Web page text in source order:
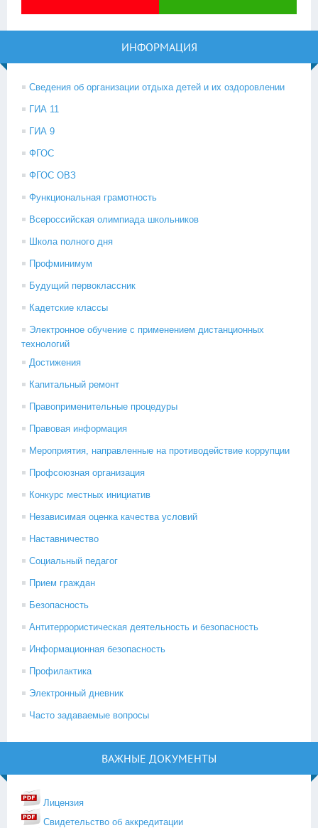
ИНФОРМАЦИЯ
Сведения об организации отдыха детей и их оздоровлении
ГИА 11
ГИА 9
ФГОС
ФГОС ОВЗ
Функциональная грамотность
Всероссийская олимпиада школьников
Школа полного дня
Профминимум
Будущий первоклассник
Кадетские классы
Электронное обучение с применением дистанционных
технологий
Достижения
Капитальный ремонт
Правоприменительные процедуры
Правовая информация
Мероприятия, направленные на противодействие коррупции
Профсоюзная организация
Конкурс местных инициатив
Независимая оценка качества условий
Наставничество
Социальный педагог
Прием граждан
Безопасность
Антитеррористическая деятельность и безопасность
Информационная безопасность
Профилактика
Электронный дневник
Часто задаваемые вопросы
ВАЖНЫЕ ДОКУМЕНТЫ
Лицензия
Свидетельство об аккредитации